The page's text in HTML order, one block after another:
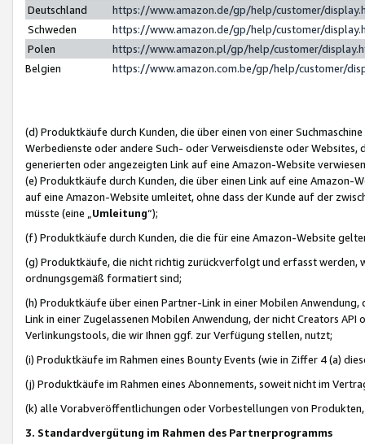
Deutschland
https://www.amazon.de/gp/help/customer/
Schweden
https://www.amazon.de/gp/help/customer/
Polen
https://www.amazon.pl/gp/help/customer/
Belgien
https://www.amazon.com.be/gp/help/customer/
(d) Produktkäufe durch Kunden, die über einen von einer
Werbedienste oder andere Such- oder Verweisdienste oder Websites,
generierten oder angezeigten Link auf eine Amazon-Website
(e) Produktkäufe durch Kunden, die über einen Link auf eine
auf eine Amazon-Website umleitet, ohne dass der Kunde auf der
müsste (eine „ Umleitung“);
(f) Produktkäufe durch Kunden, die die für eine Amazon-Website
(g) Produktkäufe, die nicht richtig zurückverfolgt und erfasst werden,
ordnungsgemäß formatiert sind;
(h) Produktkäufe über einen Partner-Link in einer Mobilen
Link in einer Zugelassenen Mobilen Anwendung, der nicht Creators
Verlinkungstools, die wir Ihnen ggf. zur Verfügung stellen, nutzt;
(i) Produktkäufe im Rahmen eines Bounty Events (wie in Ziffer 4 (a)
(j) Produktkäufe im Rahmen eines Abonnements, soweit nicht im
(k) alle Vorabveröffentlichungen oder Vorbestellungen von
3. Standardvergütung im Rahmen des Partnerprogramms